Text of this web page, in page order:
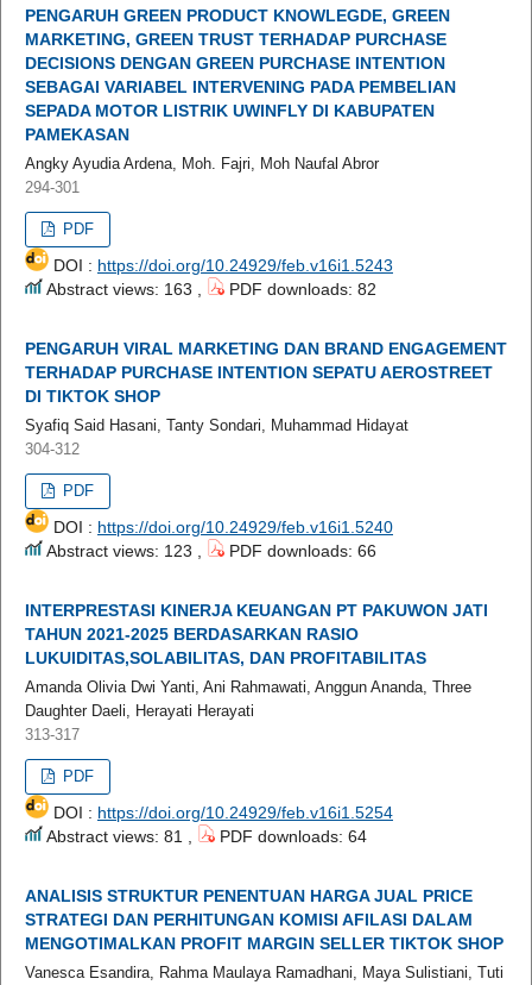
PENGARUH GREEN PRODUCT KNOWLEGDE, GREEN
MARKETING, GREEN TRUST TERHADAP PURCHASE
DECISIONS DENGAN GREEN PURCHASE INTENTION
SEBAGAI VARIABEL INTERVENING PADA PEMBELIAN
SEPADA MOTOR LISTRIK UWINFLY DI KABUPATEN
PAMEKASAN
Angky Ayudia Ardena, Moh. Fajri, Moh Naufal Abror
294-301
PDF
DOI : https://doi.org/10.24929/feb.v16i1.5243
Abstract views: 163 ,
PDF downloads: 82
PENGARUH VIRAL MARKETING DAN BRAND ENGAGEMENT
TERHADAP PURCHASE INTENTION SEPATU AEROSTREET
DI TIKTOK SHOP
Syafiq Said Hasani, Tanty Sondari, Muhammad Hidayat
304-312
PDF
DOI : https://doi.org/10.24929/feb.v16i1.5240
Abstract views: 123 ,
PDF downloads: 66
INTERPRESTASI KINERJA KEUANGAN PT PAKUWON JATI
TAHUN 2021-2025 BERDASARKAN RASIO
LUKUIDITAS,SOLABILITAS, DAN PROFITABILITAS
Amanda Olivia Dwi Yanti, Ani Rahmawati, Anggun Ananda, Three
Daughter Daeli, Herayati Herayati
313-317
PDF
DOI : https://doi.org/10.24929/feb.v16i1.5254
Abstract views: 81 ,
PDF downloads: 64
ANALISIS STRUKTUR PENENTUAN HARGA JUAL PRICE
STRATEGI DAN PERHITUNGAN KOMISI AFILASI DALAM
MENGOTIMALKAN PROFIT MARGIN SELLER TIKTOK SHOP
Vanesca Esandira, Rahma Maulaya Ramadhani, Maya Sulistiani, Tuti